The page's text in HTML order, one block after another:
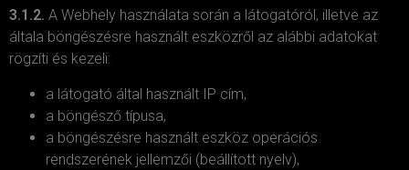
3.1.2. A Webhely használata során a látogatóról, illetve az
általa böngészésre használt eszközről az alábbi adatokat
rögzíti és kezeli:
a látogató által használt IP cím,
a böngésző típusa,
a böngészésre használt eszköz operációs
rendszerének jellemzői (beállított nyelv),